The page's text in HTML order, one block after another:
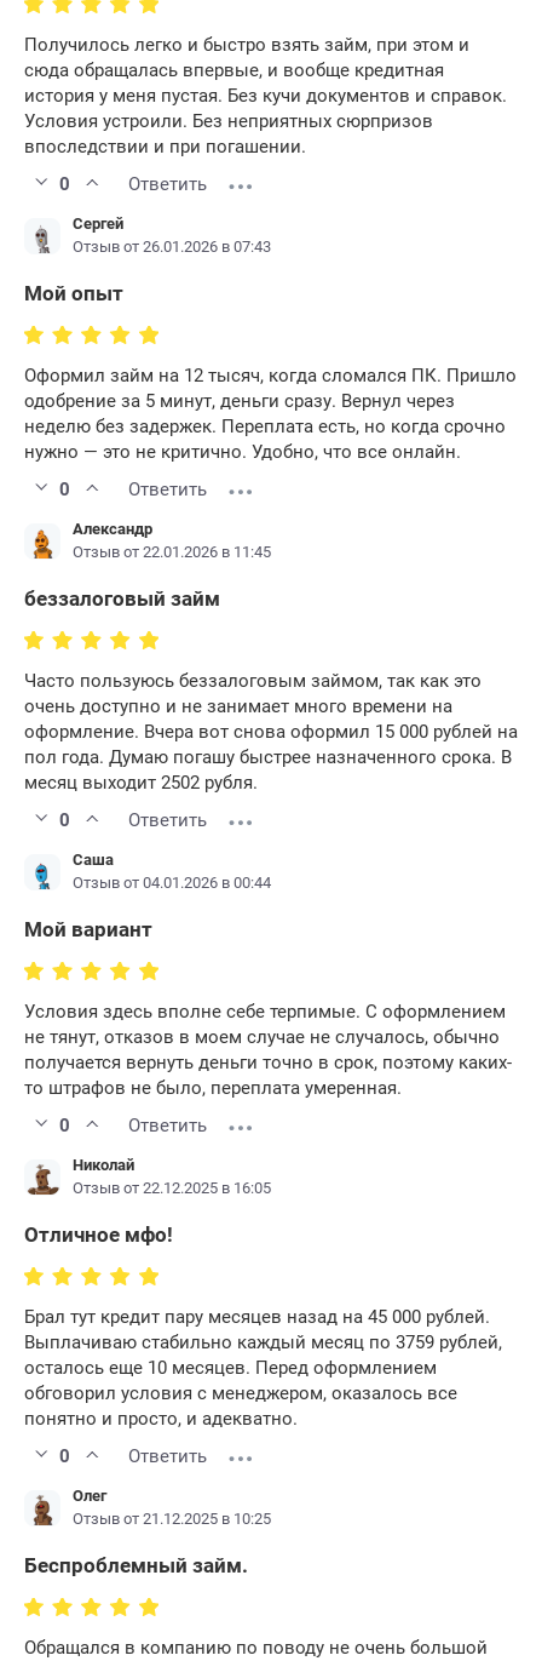
Получилось легко и быстро взять займ, при этом и
сюда обращалась впервые, и вообще кредитная
история у меня пустая. Без кучи документов и справок.
Условия устроили. Без неприятных сюрпризов
впоследствии и при погашении.
0
Ответить
Сергей
Отзыв от 26.01.2026 в 07:43
Мой опыт
Оформил займ на 12 тысяч, когда сломался ПК. Пришло
одобрение за 5 минут, деньги сразу. Вернул через
неделю без задержек. Переплата есть, но когда срочно
нужно — это не критично. Удобно, что все онлайн.
0
Ответить
Александр
Отзыв от 22.01.2026 в 11:45
беззалоговый займ
Часто пользуюсь беззалоговым займом, так как это
очень доступно и не занимает много времени на
оформление. Вчера вот снова оформил 15 000 рублей на
пол года. Думаю погашу быстрее назначенного срока. В
месяц выходит 2502 рубля.
0
Ответить
Саша
Отзыв от 04.01.2026 в 00:44
Мой вариант
Условия здесь вполне себе терпимые. С оформлением
не тянут, отказов в моем случае не случалось, обычно
получается вернуть деньги точно в срок, поэтому каких-
то штрафов не было, переплата умеренная.
0
Ответить
Николай
Отзыв от 22.12.2025 в 16:05
Отличное мфо!
Брал тут кредит пару месяцев назад на 45 000 рублей.
Выплачиваю стабильно каждый месяц по 3759 рублей,
осталось еще 10 месяцев. Перед оформлением
обговорил условия с менеджером, оказалось все
понятно и просто, и адекватно.
0
Ответить
Олег
Отзыв от 21.12.2025 в 10:25
Беспроблемный займ.
Обращался в компанию по поводу не очень большой